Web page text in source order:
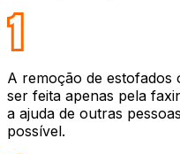
A remoção de estofados
ser feita apenas pela
a ajuda de outras
possível.